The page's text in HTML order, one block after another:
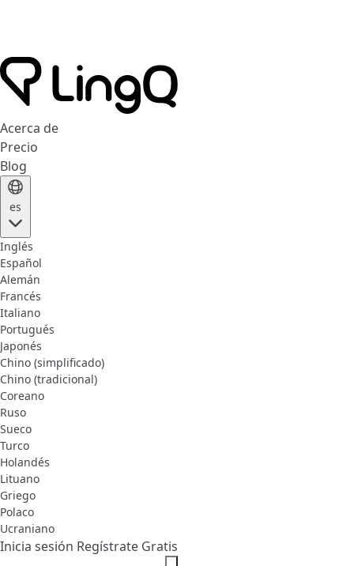
Acerca de
Precio
Blog
es
Inglés
Español
Alemán
Francés
Italiano
Portugués
Japonés
Chino (simplificado)
Chino (tradicional)
Coreano
Ruso
Sueco
Turco
Holandés
Lituano
Griego
Polaco
Ucraniano
Inicia sesión Regístrate Gratis